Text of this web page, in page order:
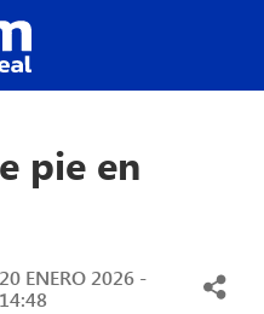
pie en
20 ENERO 2026 -
14:48